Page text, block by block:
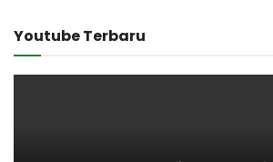
Youtube Terbaru